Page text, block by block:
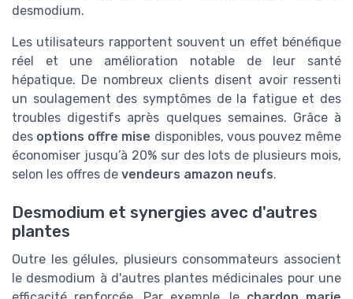
desmodium.
Les utilisateurs rapportent souvent un effet bénéfique
réel et une amélioration notable de leur santé
hépatique. De nombreux clients disent avoir ressenti
un soulagement des symptômes de la fatigue et des
troubles digestifs après quelques semaines. Grâce à
des options offre mise disponibles, vous pouvez même
économiser jusqu’à 20% sur des lots de plusieurs mois,
selon les offres de vendeurs amazon neufs.
Desmodium et synergies avec d'autres
plantes
Outre les gélules, plusieurs consommateurs associent
le desmodium à d'autres plantes médicinales pour une